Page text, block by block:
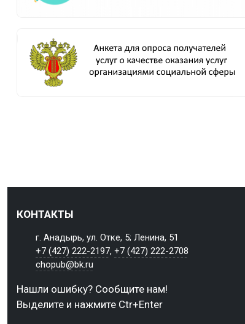
КОНТАКТЫ
г. Анадырь, ул. Отке, 5; Ленина, 51
+7 (427) 222-2197,+7 (427) 222-2708
chopub@bk.ru
Нашли ошибку? Сообщите нам!
Выделите и нажмите Ctr+Enter